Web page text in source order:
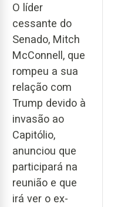
O líder
cessante do
Senado, Mitch
McConnell, que
rompeu a sua
relação com
Trump devido à
invasão ao
Capitólio,
anunciou que
participará na
reunião e que
irá ver o ex-